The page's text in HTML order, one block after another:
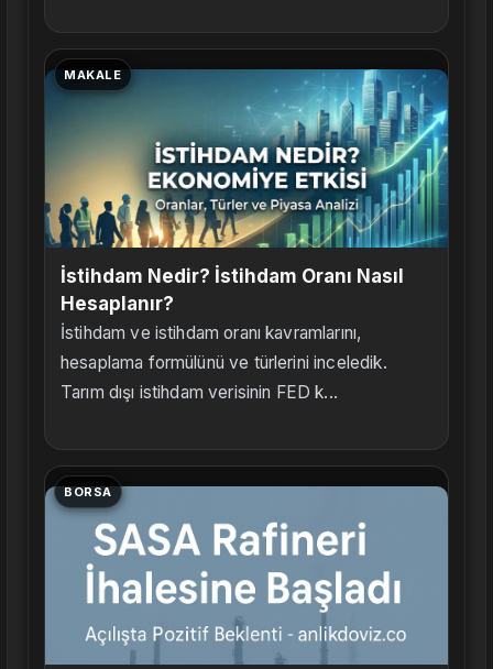
MAKALE
İstihdam Nedir? İstihdam Oranı Nasıl
Hesaplanır?
İstihdam ve istihdam oranı kavramlarını,
hesaplama formülünü ve türlerini inceledik.
Tarım dışı istihdam verisinin FED k...
BORSA